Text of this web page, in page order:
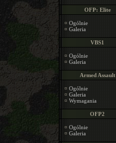
OFP: Elite
¤ Ogólnie
¤ Galeria
VBS1
¤ Ogólnie
¤ Galeria
Armed Assault
¤ Ogólnie
¤ Galeria
¤ Wymagania
OFP2
¤ Ogólnie
¤ Galeria